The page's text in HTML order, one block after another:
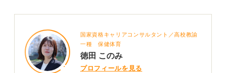
国家資格キャリアコンサルタント／高校教諭
一種 保健体育
徳田 このみ
プロフィールを見る